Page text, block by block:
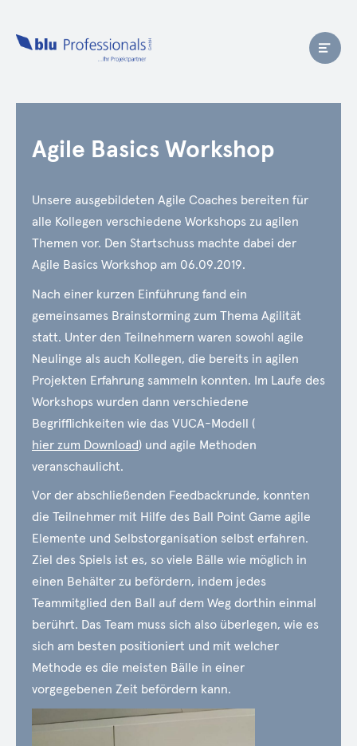
Agile Basics Workshop
Unsere ausgebildeten Agile Coaches bereiten für
alle Kollegen verschiedene Workshops zu agilen
Themen vor. Den Startschuss machte dabei der
Agile Basics Workshop am 06.09.2019.
Nach einer kurzen Einführung fand ein
gemeinsames Brainstorming zum Thema Agilität
statt. Unter den Teilnehmern waren sowohl agile
Neulinge als auch Kollegen, die bereits in agilen
Projekten Erfahrung sammeln konnten. Im Laufe des
Workshops wurden dann verschiedene
Begrifflichkeiten wie das VUCA-Modell (
hier zum Download) und agile Methoden
veranschaulicht.
Vor der abschließenden Feedbackrunde, konnten
die Teilnehmer mit Hilfe des Ball Point Game agile
Elemente und Selbstorganisation selbst erfahren.
Ziel des Spiels ist es, so viele Bälle wie möglich in
einen Behälter zu befördern, indem jedes
Teammitglied den Ball auf dem Weg dorthin einmal
berührt. Das Team muss sich also überlegen, wie es
sich am besten positioniert und mit welcher
Methode es die meisten Bälle in einer
vorgegebenen Zeit befördern kann.